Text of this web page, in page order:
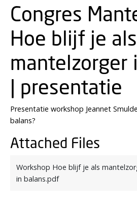
Congres
Hoe blijf je als
mantelzorger
| presentatie
Presentatie workshop Jeannet
balans?
Attached Files
Workshop Hoe blijf je als
in balans.pdf